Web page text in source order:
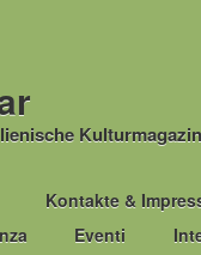
Kontakte &
Eventi